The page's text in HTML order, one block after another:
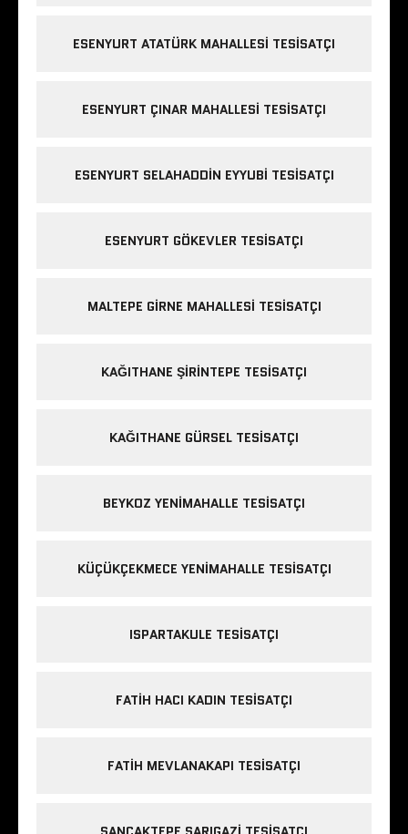
ESENYURT ATATÜRK MAHALLESI TESISATÇI
ESENYURT ÇINAR MAHALLESI TESISATÇI
ESENYURT SELAHADDIN EYYUBI TESISATÇI
ESENYURT GÖKEVLER TESISATÇI
MALTEPE GIRNE MAHALLESI TESISATÇI
KAĞITHANE ŞIRINTEPE TESISATÇI
KAĞITHANE GÜRSEL TESISATÇI
BEYKOZ YENIMAHALLE TESISATÇI
KÜÇÜKÇEKMECE YENIMAHALLE TESISATÇI
ISPARTAKULE TESISATÇI
FATIH HACI KADIN TESISATÇI
FATIH MEVLANAKAPI TESISATÇI